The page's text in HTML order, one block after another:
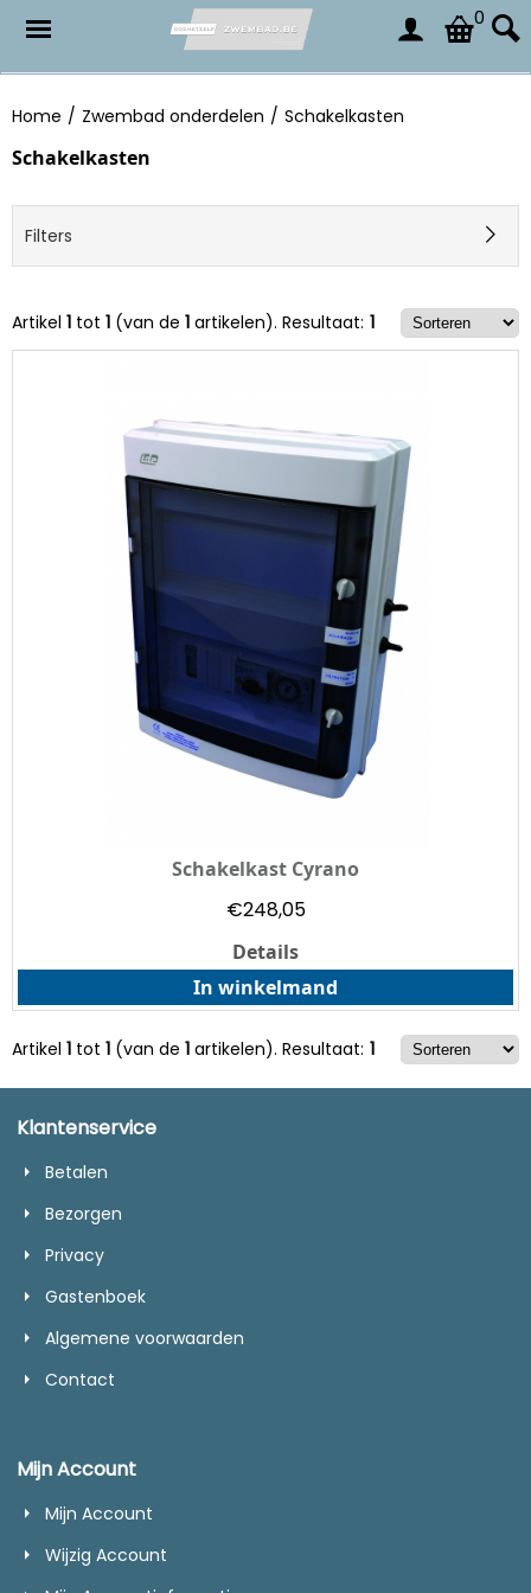
0
Home / Zwembad onderdelen / Schakelkasten
Schakelkasten
Filters
Artikel 1 tot 1 (van de 1 artikelen). Resultaat: 1
Schakelkast Cyrano
€248,05
Details
In winkelmand
Artikel 1 tot 1 (van de 1 artikelen). Resultaat: 1
Klantenservice
Betalen
Bezorgen
Privacy
Gastenboek
Algemene voorwaarden
Contact
Mijn Account
Mijn Account
Wijzig Account